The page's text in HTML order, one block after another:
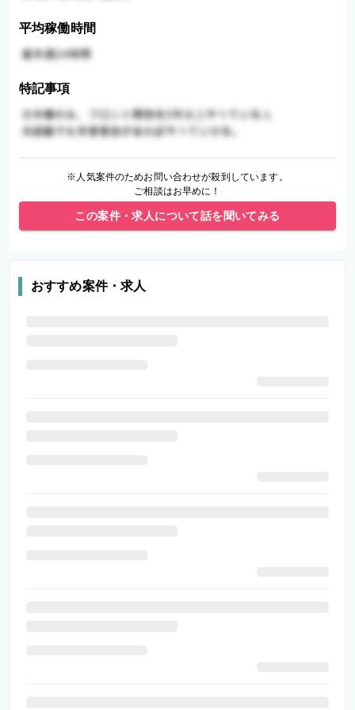
平均稼働時間
特記事項
※人気案件のためお問い合わせが殺到しています。
ご相談はお早めに！
この案件・求人について話を聞いてみる
おすすめ案件・求人